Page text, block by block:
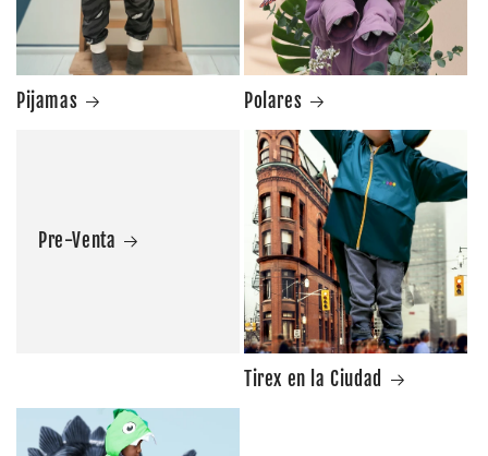
Pijamas Polares
Pre-Venta
Tirex en la Ciudad